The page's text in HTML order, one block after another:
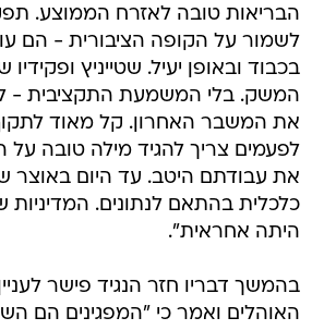
הבריאות טובה לאזרח הממוצע.
לשמור על הקופה הציבורית - הם
בכבוד ובאופן יעיל. שטייניץ
המשק. בלי המשמעת התקציבית - לא
את המשבר האחרון. קל מאוד
לפעמים צריך להגיד מילה טובה על
את עבודתם היטב. עד היום באוצר
כלכלית בהתאם לנתונים.
היתה אחראית".
בהמשך דבריו חזר הנגיד פישר
האוהלים ואמר כי "המפגינים הם